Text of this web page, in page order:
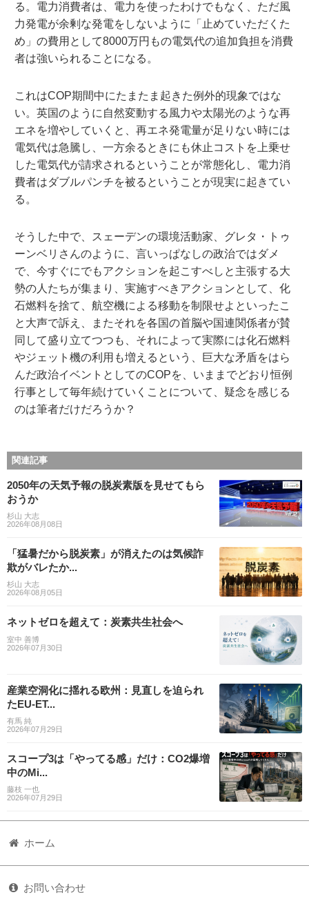
る。電力消費者は、電力を使ったわけでもなく、ただ風
力発電が余剰な発電をしないように「止めていただくた
め」の費用として8000万円もの電気代の追加負担を消費
者は強いられることになる。
これはCOP期間中にたまたま起きた例外的現象ではな
い。英国のように自然変動する風力や太陽光のような再
エネを増やしていくと、再エネ発電量が足りない時には
電気代は急騰し、一方余るときにも休止コストを上乗せ
した電気代が請求されるということが常態化し、電力消
費者はダブルパンチを被るということが現実に起きてい
る。
そうした中で、スェーデンの環境活動家、グレタ・トゥ
ーンベリさんのように、言いっぱなしの政治ではダメ
で、今すぐにでもアクションを起こすべしと主張する大
勢の人たちが集まり、実施すべきアクションとして、化
石燃料を捨て、航空機による移動を制限せよといったこ
と大声で訴え、またそれを各国の首脳や国連関係者が賛
同して盛り立てつつも、それによって実際には化石燃料
やジェット機の利用も増えるという、巨大な矛盾をはら
んだ政治イベントとしてのCOPを、いままでどおり恒例
行事として毎年続けていくことについて、疑念を感じる
のは筆者だけだろうか？
関連記事
2050年の天気予報の脱炭素版を見せてもら
おうか
杉山 大志
2026年08月08日
「猛暑だから脱炭素」が消えたのは気候詐
欺がバレたか...
杉山 大志
2026年08月05日
ネットゼロを超えて：炭素共生社会へ
室中 善博
2026年07月30日
産業空洞化に揺れる欧州：見直しを迫られ
たEU-ET...
有馬 純
2026年07月29日
スコープ3は「やってる感」だけ：CO2爆増
中のMi...
藤枝 一也
2026年07月29日
ホーム
お問い合わせ